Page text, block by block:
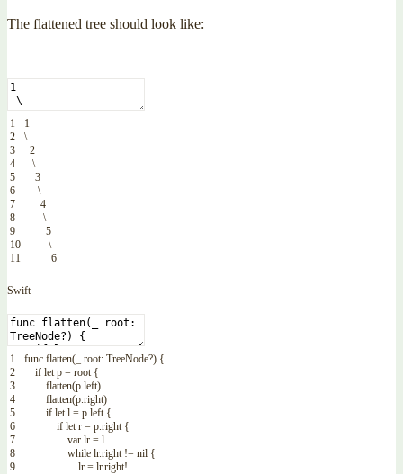
The flattened tree should look like:
1
2
3
4
5
6
7
8
9
10
11
1
\
2
\
3
\
4
\
5
\
6
Swift
1
2
3
4
5
6
7
8
9
func flatten( root: TreeNode?) {
if let p = root {
flatten(p.left)
flatten(p.right)
if let l = p.left {
if let r = p.right {
var lr = l
while lr.right != nil {
lr = lr.right!